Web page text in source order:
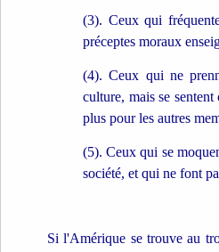
(3). Ceux qui
préceptes moraux
(4). Ceux qui ne
culture, mais se
plus pour les autres
(5). Ceux qui se
société, et qui ne font
Si l'Amérique se trouve au